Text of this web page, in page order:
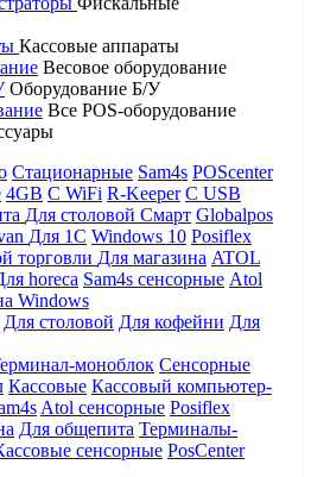
Кассовые аппараты
Весовое оборудование
Оборудование Б/У
Все POS-оборудование
Стационарные Sam4s POScenter
4GB С WiFi R-Keeper С USB
Для столовой Смарт Globalpos
Для 1С Windows 10 Posiflex
торговли Для магазина ATOL
horeca Sam4s сенсорные Atol
Windows
Для столовой Для кофейни Для
моноблок Сенсорные
Кассовые Кассовый компьютер-
Atol сенсорные Posiflex
Для общепита Терминалы-
сенсорные PosCenter